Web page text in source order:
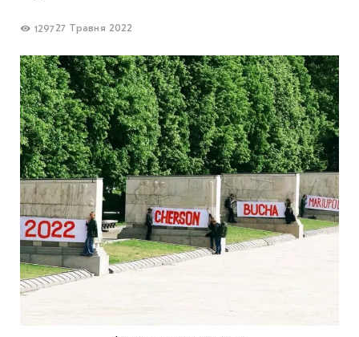
СПЕЦПРОЄКТИ
THE UKRAINIAN PAVILION AT VENICE BIENNALE
2022
МАРІУПОЛЬСЬКІ МАРГІНАЛІЇ
ДОСЛІДНИЦЬКА ПЛАТФОРМА
ЗАПАЛЕННЯ
CARPATHIAN CULT ПРО РІЗДВЯНІ СВЯТА
129727 Травня 2022